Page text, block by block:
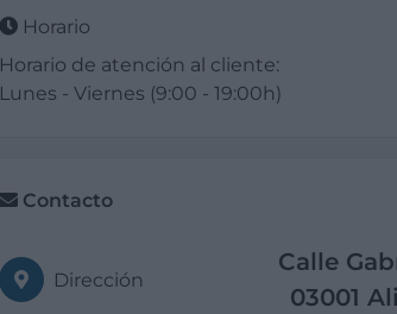
Horario
Horario de atención al cliente:
Lunes - Viernes (9:00 - 19:00h)
Contacto
Dirección
Calle
03001